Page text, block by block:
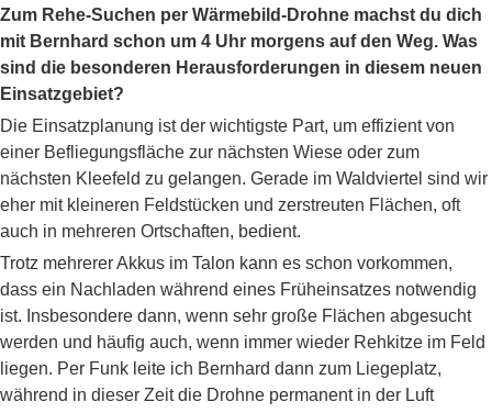
Zum Rehe-Suchen per Wärmebild-Drohne machst du dich
mit Bernhard schon um 4 Uhr morgens auf den Weg. Was
sind die besonderen Herausforderungen in diesem neuen
Einsatzgebiet?
Die Einsatzplanung ist der wichtigste Part, um effizient von
einer Befliegungsfläche zur nächsten Wiese oder zum
nächsten Kleefeld zu gelangen. Gerade im Waldviertel sind wir
eher mit kleineren Feldstücken und zerstreuten Flächen, oft
auch in mehreren Ortschaften, bedient.
Trotz mehrerer Akkus im Talon kann es schon vorkommen,
dass ein Nachladen während eines Früheinsatzes notwendig
ist. Insbesondere dann, wenn sehr große Flächen abgesucht
werden und häufig auch, wenn immer wieder Rehkitze im Feld
liegen. Per Funk leite ich Bernhard dann zum Liegeplatz,
während in dieser Zeit die Drohne permanent in der Luft